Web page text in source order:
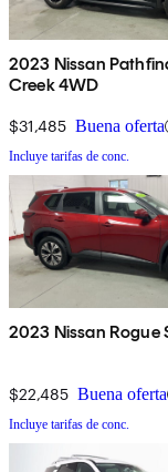
2023 Nissan
Creek 4WD
$31,485 Buena oferta
Incluye tarifas de conc.
2023 Nissan Rogue
$22,485 Buena oferta
Incluye tarifas de conc.